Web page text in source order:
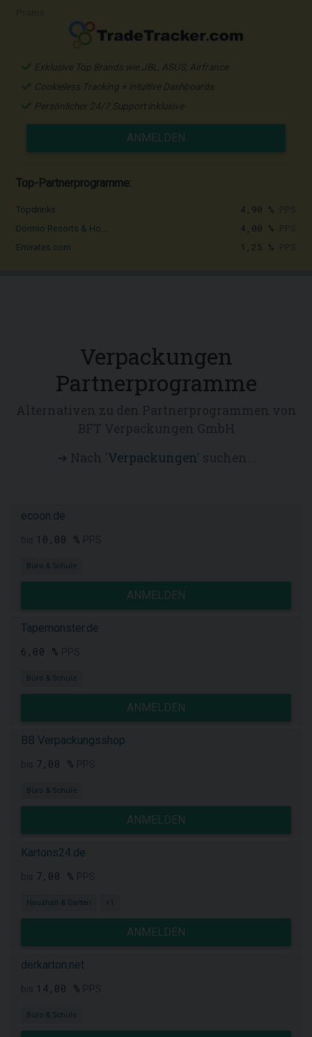
Exklusive Top Brands wie JBL, ASUS, Airfrance
Cookieless Tracking + intuitive Dashboards
Persönlicher 24/7 Support inklusive
ANMELDEN
Top-Partnerprogramme:
Topdrinks 4,90 %
Dormio Resorts & Ho... 4,00 %
Emirates.com 1,25 %
Verpackungen
Partnerprogramme
Verpackungen' suchen...
ecoon.de
10,00 %
Büro & Schule
ANMELDEN
Tapemonster.de
6,00 %
Büro & Schule
ANMELDEN
BB Verpackungsshop
7,00 %
Büro & Schule
ANMELDEN
Kartons24.de
7,00 %
Haushalt & Garten +1
ANMELDEN
derkarton.net
14,00 %
Büro & Schule